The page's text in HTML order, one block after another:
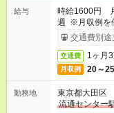
給与
時給1600円
週 ※月収例を
ービス利用可
交通費別途
交通費 1ヶ月
月収例 20～
勤務地
東京都大田区
流通センター